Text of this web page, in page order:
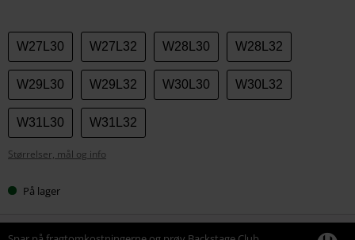
Vælg
din
størrelse
W27L30 W27L32 W28L30 W28L32
W29L30 W29L32 W30L30 W30L32
W31L30 W31L32
Størrelser, mål og info
På lager